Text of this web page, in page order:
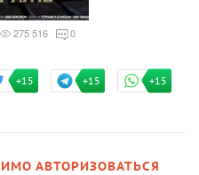
275 516 0
+15 +15 +15
АВТОРИЗОВАТЬСЯ